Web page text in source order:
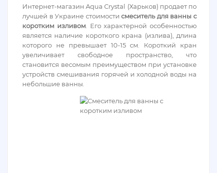
Интернет-магазин Aqua Crystal (Харьков) продает по
лучшей в Украине стоимостисмеситель для ванны с
коротким изливом. Его характерной особенностью
является наличие короткого крана (излива), длина
которого не превышает 10-15 см. Короткий кран
увеличивает свободное пространство, что
становится весомым преимуществом при установке
устройств смешивания горячей и холодной воды на
небольшие ванны.